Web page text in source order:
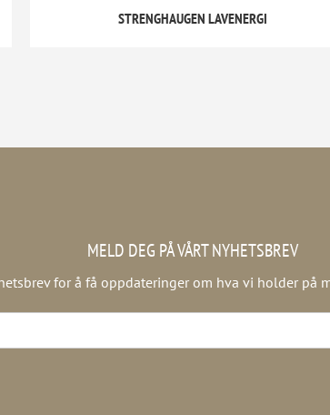
STRENGHAUGEN LAVENERGI
MELD DEG PÅ VÅRT NYHETSBREV
for å få oppdateringer om hva vi holder på